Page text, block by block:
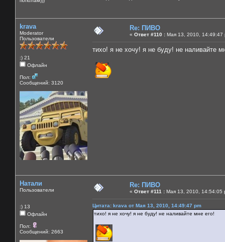
krava
Moderator
Пользователи
:) 21
Офлайн
Пол:
Сообщений: 3120
Re: ПИВО
« Ответ #110 : Мая 13, 2010, 14:49:47
тихо! я не хочу! я не буду! не наливайте
Натали
Пользователи
:) 13
Офлайн
Пол:
Сообщений: 2663
Re: ПИВО
« Ответ #111 : Мая 13, 2010, 14:54:05
Цитата: krava от Мая 13, 2010, 14:49:47 pm
тихо! я не хочу! я не буду! не наливайте мне его!